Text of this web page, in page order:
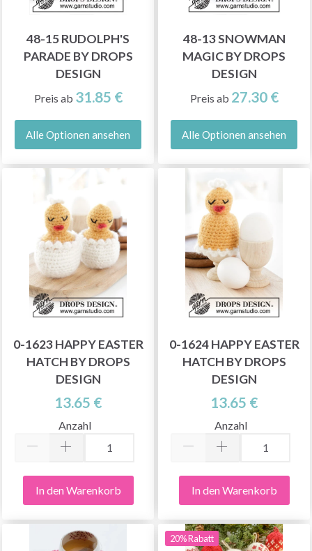
48-15 RUDOLPH'S
PARADE BY DROPS
DESIGN
Preis ab 31.85 €
Alle Optionen ansehen
48-13 SNOWMAN
MAGIC BY DROPS
DESIGN
Preis ab 27.30 €
Alle Optionen ansehen
0-1623 HAPPY EASTER
HATCH BY DROPS
DESIGN
13.65 €
Anzahl
In den Warenkorb
0-1624 HAPPY EASTER
HATCH BY DROPS
DESIGN
13.65 €
Anzahl
In den Warenkorb
20% Rabatt